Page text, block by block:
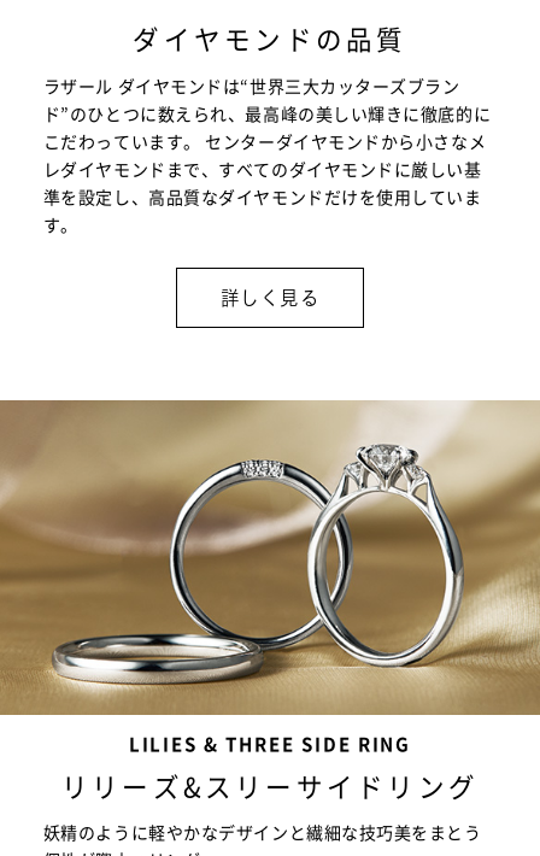
ダイヤモンドの品質
ラザール ダイヤモンドは“世界三大カッターズブラン
ド”のひとつに数えられ、最高峰の美しい輝きに徹底的に
こだわっています。 センターダイヤモンドから小さなメ
レダイヤモンドまで、すべてのダイヤモンドに厳しい基
準を設定し、高品質なダイヤモンドだけを使用していま
す。
詳しく見る
LILIES & THREE SIDE RING
リリーズ&スリーサイドリング
妖精のように軽やかなデザインと繊細な技巧美をまとう